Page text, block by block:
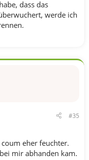
dass das
werde ich
#35
eher feuchter.
mir abhanden kam.